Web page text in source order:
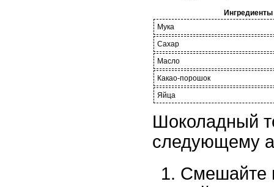
Ингредиенты
Мука
Сахар
Масло
Какао-порошок
Яйца
Шоколадный
следующему
Смешайте